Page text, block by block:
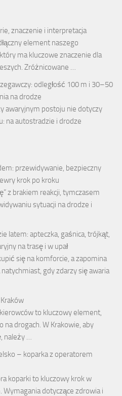
znaczenie i interpretacja
element naszego
ma kluczowe znaczenie dla
Zróżnicowane …
odległość 100 m i 30–50
na drodze
awaryjnym postoju nie dotyczy
na autostradzie i drodze
przewidywanie, bezpieczny
krok po kroku
z brakiem reakcji, tymczasem
sytuacji na drodze i
latem: apteczka, gaśnica, trójkąt,
na trasę i w upał
się na komforcie, a zapomina
gdy zdarzy się awaria
to kluczowy element,
drogach. W Krakowie, aby
należy …
– koparka z operatorem
koparki to kluczowy krok w
dotyczące zdrowia i